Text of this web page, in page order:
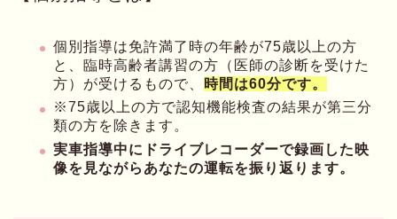
個別指導は免許満了時の年齢が75歳以上の方
と、臨時高齢者講習の方（医師の診断を受けた
方）が受けるもので、
時間は60分です。
※75歳以上の方で認知機能検査の結果が第三分
類の方を除きます。
実車指導中にドライブレコーダーで録画した映
像を見ながらあなたの運転を振り返ります。